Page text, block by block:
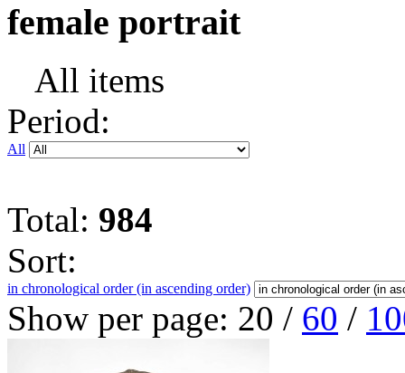
female portrait
All items
Period:
All
Total: 984
Sort:
in chronological order (in ascending order)
Show per page: 20 / 60 /